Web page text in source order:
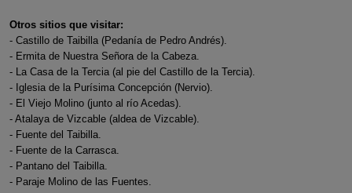
Otros sitios que visitar:
- Castillo de Taibilla (Pedanía de Pedro Andrés).
- Ermita de Nuestra Señora de la Cabeza.
- La Casa de la Tercia (al pie del Castillo de la Tercia).
- Iglesia de la Purísima Concepción (Nervio).
- El Viejo Molino (junto al río Acedas).
- Atalaya de Vizcable (aldea de Vizcable).
- Fuente del Taibilla.
- Fuente de la Carrasca.
- Pantano del Taibilla.
- Paraje Molino de las Fuentes.